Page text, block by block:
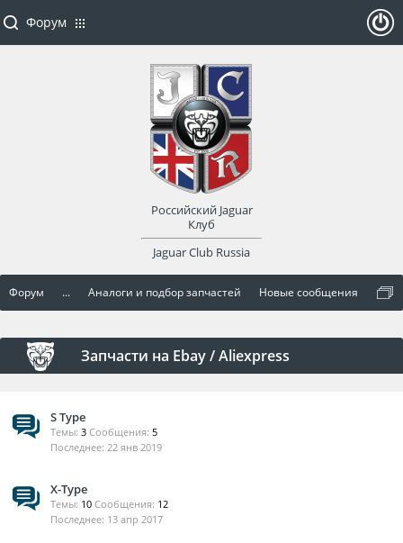
Форум ... Аналоги и подбор запчастей Новые сообщения
Запчасти на Ebay / Aliexpress
S Type
Темы: 3 Сообщения: 5
22 янв 2019
X-Type
Темы: 10 Сообщения: 12
13 апр 2017
Форум
Российский Jaguar
Клуб
Jaguar Club Russia
оват